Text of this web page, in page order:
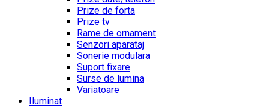
Prize de forta
Prize tv
Rame de ornament
Senzori aparataj
Sonerie modulara
Suport fixare
Surse de lumina
Variatoare
Iluminat